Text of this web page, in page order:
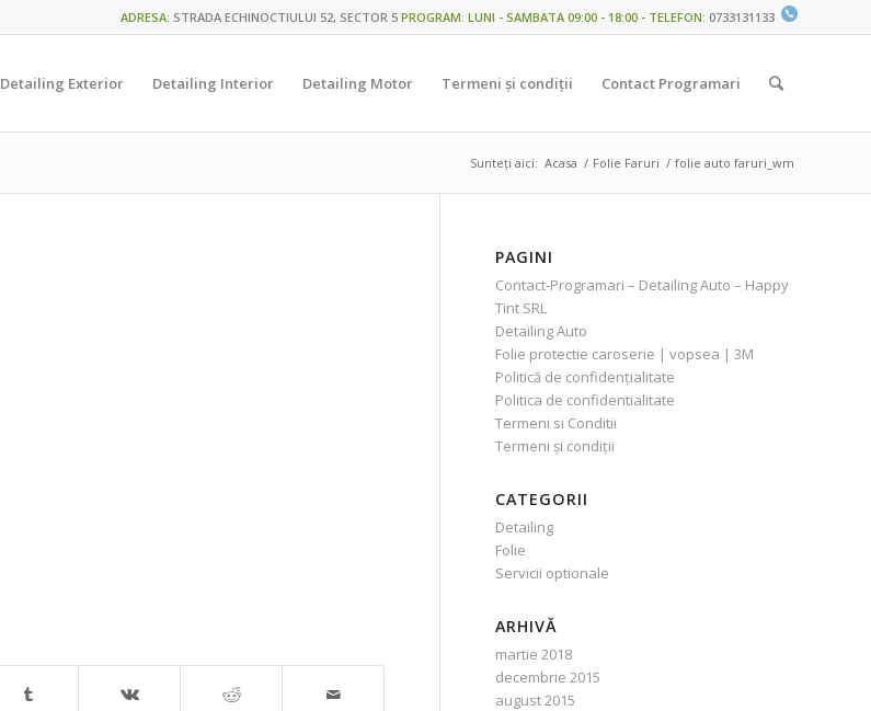
ADRESA: STRADA ECHINOCTIULUI 52, SECTOR 5 PROGRAM: LUNI - SAMBATA 09:00 - 18:00 - TELEFON: 0733131133
Detailing Exterior Detailing Interior Detailing Motor Termeni și condiții Contact Programari
Sunteți aici: Acasa / Folie Faruri / folie auto faruri_wm
PAGINI
Contact-Programari – Detailing Auto – Happy
Tint SRL
Detailing Auto
Folie protectie caroserie | vopsea | 3M
Politică de confidențialitate
Politica de confidentialitate
Termeni si Conditii
Termeni și condiții
CATEGORII
Detailing
Folie
Servicii optionale
ARHIVĂ
martie 2018
decembrie 2015
august 2015